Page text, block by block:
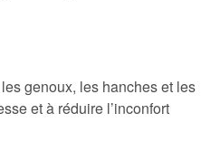
genoux, les hanches et les
et à réduire l’inconfort